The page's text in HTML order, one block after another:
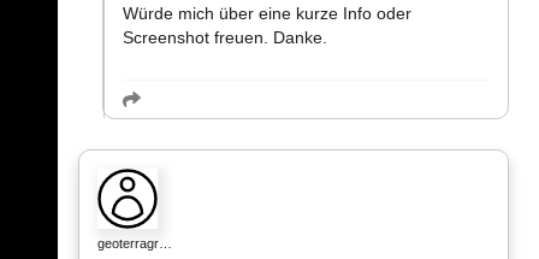
Würde mich über eine kurze Info oder
Screenshot freuen. Danke.
geoterragr…